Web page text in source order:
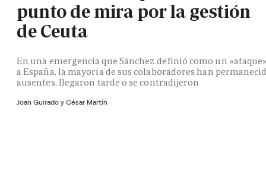
punto de mira por la gestión
de Ceuta
En una emergencia que Sánchez definió como un
a España, la mayoría de sus colaboradores han
ausentes, llegaron tarde o se contradijeron
Joan Guirado y César Martín